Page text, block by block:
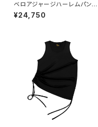
ベロアジャージハーレムパン
ツ BLACK
¥24,750